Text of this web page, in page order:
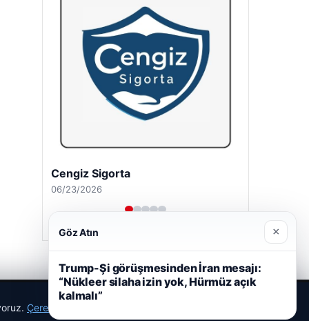
Hastaş Beton
05/26/2026
Çerez Politikamız
Göz Atın ×
Trump-Şi görüşmesinden İran mesajı:
“Nükleer silaha izin yok, Hürmüz açık
kalmalı”